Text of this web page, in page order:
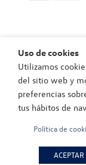
EU
Uso de cookies
Utilizamos
del sitio web y
preferencias
tus hábitos de
Política de